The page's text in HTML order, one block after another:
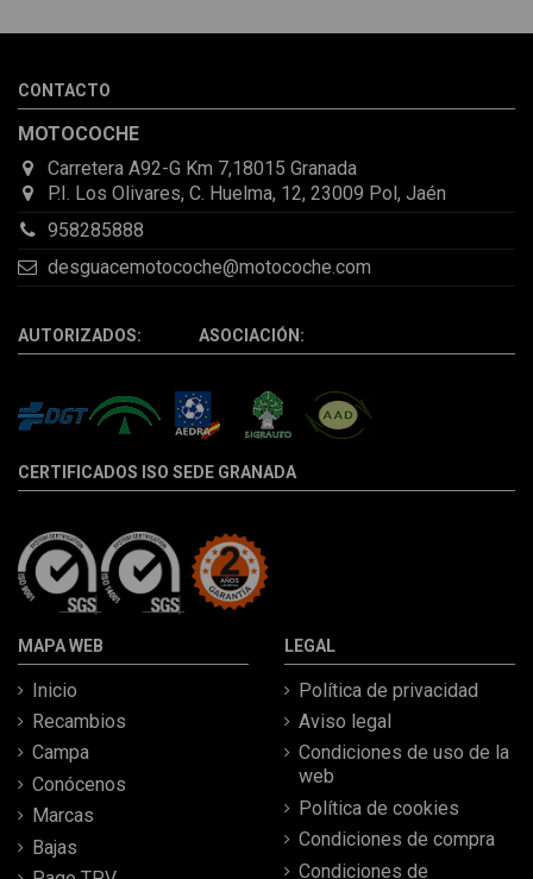
la pieza llegó correcta y bien embalada, además de llegarme 2
CONTACTO
MOTOCOCHE
Carretera A92-G Km 7,18015 Granada
P.I. Los Olivares, C. Huelma, 12, 23009 Pol, Jaén
958285888
desguacemotocoche@motocoche.com
AUTORIZADOS: ASOCIACIÓN:
CERTIFICADOS ISO SEDE GRANADA
MAPA WEB
Inicio
Recambios
Campa
Conócenos
Marcas
Bajas
LEGAL
Política de privacidad
Aviso legal
Condiciones de uso de la
web
Política de cookies
Condiciones de compra
Condiciones de